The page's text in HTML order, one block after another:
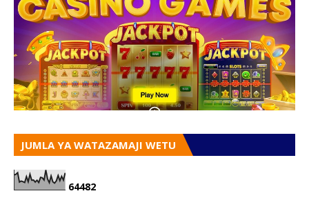
JUMLA YA WATAZAMAJI WETU
64482